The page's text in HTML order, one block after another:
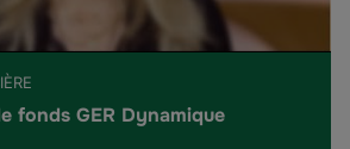
fonds GER Dynamique